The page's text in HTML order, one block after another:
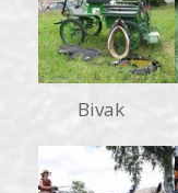
Bivak